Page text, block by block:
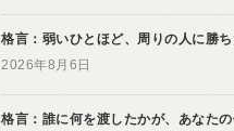
格言：弱いひとほど、周りの人に勝ち
2026年8月6日
格言：誰に何を渡したかが、あなた